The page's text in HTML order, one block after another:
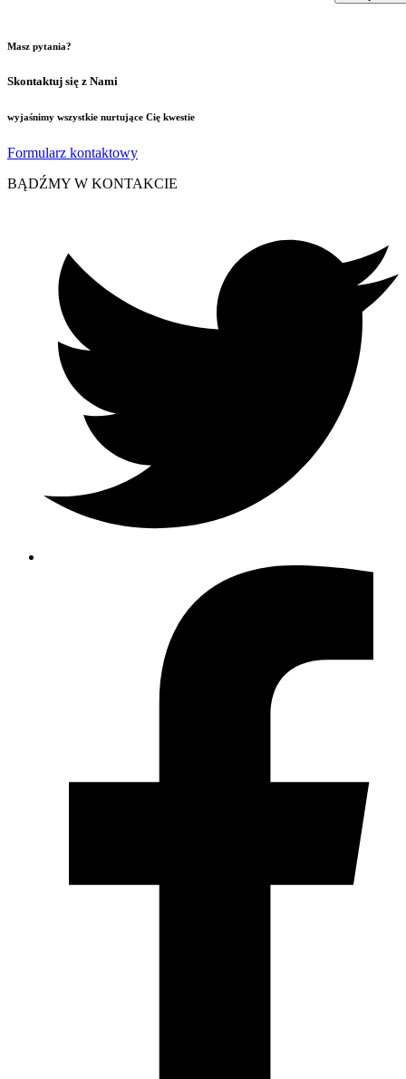
Masz pytania?
Skontaktuj się z Nami
wyjaśnimy wszystkie nurtujące Cię kwestie
Formularz kontaktowy
BĄDŹMY W KONTAKCIE